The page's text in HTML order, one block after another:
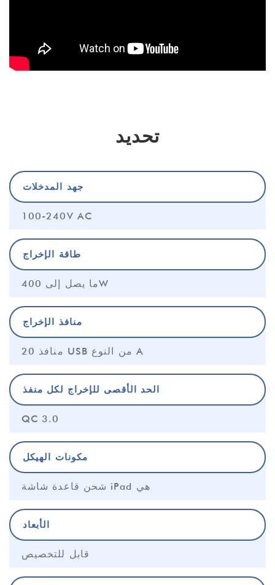
تحديد
جهد المدخلات
100-240V AC
طاقة الإخراج
ما يصل إلى 400W
منافذ الإخراج
20 منافذ USB من النوع A
الحد الأقصى للإخراج لكل منفذ
QC 3.0
مكونات الهيكل
شحن قاعدة شاشة iPad هي
الأبعاد
قابل للتخصيص